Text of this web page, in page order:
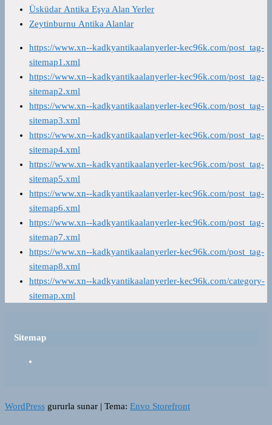
Üsküdar Antika Eşya Alan Yerler
Zeytinburnu Antika Alanlar
https://www.xn--kadkyantikaalanyerler-kec96k.com/post_tag-
sitemap1.xml
https://www.xn--kadkyantikaalanyerler-kec96k.com/post_tag-
sitemap2.xml
https://www.xn--kadkyantikaalanyerler-kec96k.com/post_tag-
sitemap3.xml
https://www.xn--kadkyantikaalanyerler-kec96k.com/post_tag-
sitemap4.xml
https://www.xn--kadkyantikaalanyerler-kec96k.com/post_tag-
sitemap5.xml
https://www.xn--kadkyantikaalanyerler-kec96k.com/post_tag-
sitemap6.xml
https://www.xn--kadkyantikaalanyerler-kec96k.com/post_tag-
sitemap7.xml
https://www.xn--kadkyantikaalanyerler-kec96k.com/post_tag-
sitemap8.xml
https://www.xn--kadkyantikaalanyerler-kec96k.com/category-
sitemap.xml
Sitemap
WordPress gururla sunar | Tema: Envo Storefront